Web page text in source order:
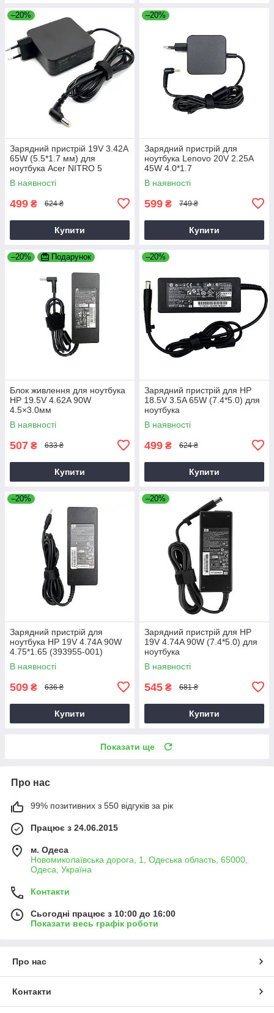
–20%
Зарядний пристрій 19V 3.42A
65W (5.5*1.7 мм) для
ноутбука Acer NITRO 5
AN515-31 65
В наявності
499 ₴ 624 ₴
Купити
–20%
Зарядний пристрій для
ноутбука Lenovo 20V 2.25A
45W 4.0*1.7
В наявності
599 ₴ 749 ₴
Купити
–20% Подарунок
Блок живлення для ноутбука
HP 19.5V 4.62A 90W
4.5×3.0мм
В наявності
507 ₴ 633 ₴
Купити
–20%
Зарядний пристрій для HP
18.5V 3.5A 65W (7.4*5.0) для
ноутбука
В наявності
499 ₴ 624 ₴
Купити
–20%
Зарядний пристрій для
ноутбука HP 19V 4.74A 90W
4.75*1.65 (393955-001)
В наявності
509 ₴ 636 ₴
Купити
–20%
Зарядний пристрій для HP
19V 4.74A 90W (7.4*5.0) для
ноутбука
В наявності
545 ₴ 681 ₴
Купити
Показати ще
Про нас
99% позитивних з 550 відгуків за рік
Працює з 24.06.2015
м. Одеса
Новомиколаївська дорога, 1, Одеська область, 65000,
Одеса, Україна
Контакти
Сьогодні працює з 10:00 до 16:00
Показати весь графік роботи
Про нас
Контакти